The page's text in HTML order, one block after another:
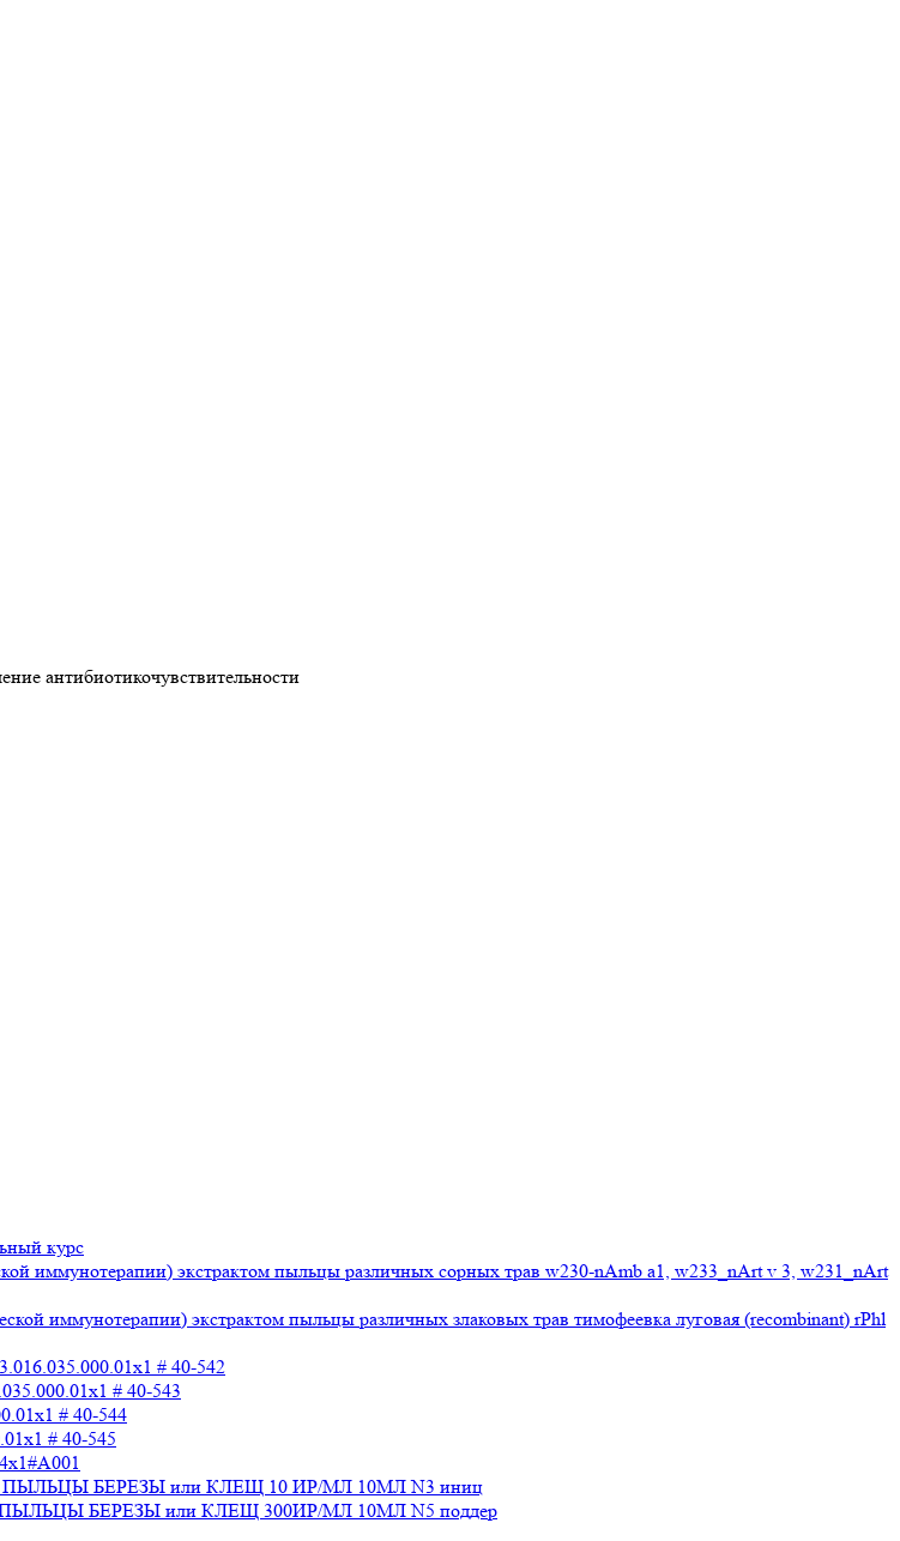
антибиотикочувствительности
курс
иммунотерапии) экстрактом пыльцы различных сорных трав w230-nAmb a1, w233_nArt v 3, w231_nArt
иммунотерапии) экстрактом пыльцы различных злаковых трав тимофеевка луговая (recombinant) rPhl
# 40-542
# 40-543
# 40-544
# 40-545
ПЫЛЬЦЫ БЕРЕЗЫ или КЛЕЩ 10 ИР/МЛ 10МЛ N3 иниц
ПЫЛЬЦЫ БЕРЕЗЫ или КЛЕЩ 300ИР/МЛ 10МЛ N5 поддер